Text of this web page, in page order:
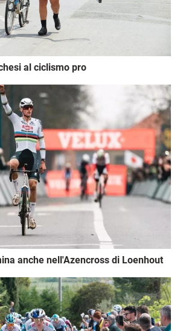
al ciclismo pro
anche nell'Azencross di Loenhout